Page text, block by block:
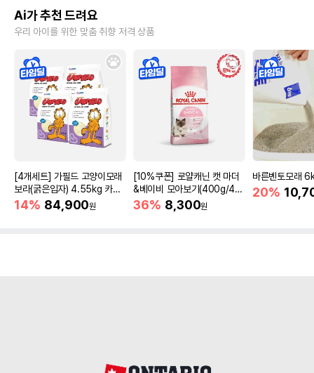
Ai가 추천 드려요
우리 아이를 위한 맞춤 취향 저격 상품
[4개세트] 가필드 고양이모래
보라(굵은입자) 4.55kg 카사
바모래
14% 84,900원
[10%쿠폰] 로얄캐닌 캣 마더
&베이비 모아보기(400g/4/1
0kg)
36% 8,300원
바른벤토모래
20%